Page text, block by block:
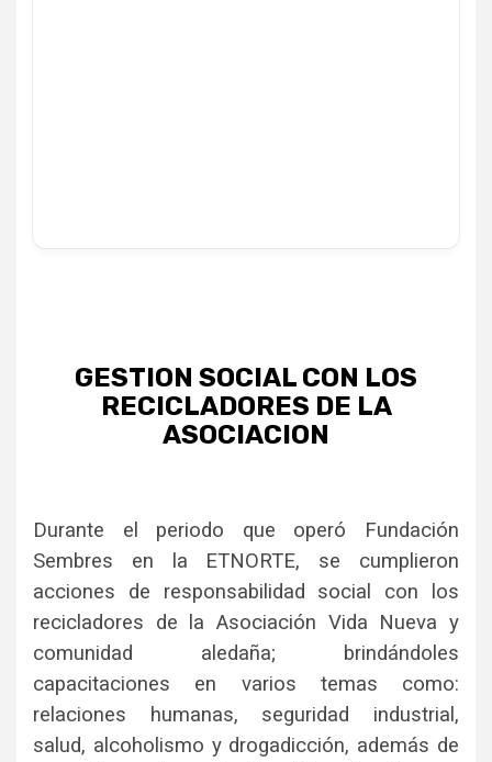
GESTION SOCIAL CON LOS
RECICLADORES DE LA
ASOCIACION
Durante el periodo que operó Fundación
Sembres en la ETNORTE, se cumplieron
acciones de responsabilidad social con los
recicladores de la Asociación Vida Nueva y
comunidad aledaña; brindándoles
capacitaciones en varios temas como:
relaciones humanas, seguridad industrial,
salud, alcoholismo y drogadicción, además de